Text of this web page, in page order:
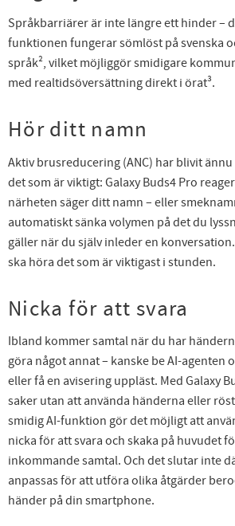
Språkbarriärer är inte längre ett hinder –
funktionen fungerar sömlöst på svenska
språk², vilket möjliggör smidigare
med realtidsöversättning direkt i örat³.
Hör ditt namn
Aktiv brusreducering (ANC) har blivit
det som är viktigt: Galaxy Buds4 Pro
närheten säger ditt namn – eller
automatiskt sänka volymen på det du
gäller när du själv inleder en
ska höra det som är viktigast i stunden.
Nicka för att svara
Ibland kommer samtal när du har
göra något annat – kanske be AI-agenten
eller få en avisering uppläst. Med Galaxy
saker utan att använda händerna eller
smidig AI-funktion gör det möjligt att
nicka för att svara och skaka på huvudet
inkommande samtal. Och det slutar inte
anpassas för att utföra olika åtgärder
händer på din smartphone.